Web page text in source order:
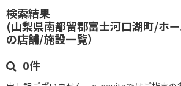
検索結果
(山梨県南都留郡富士河口湖町/ホ
の店舗/施設一覧）
0件